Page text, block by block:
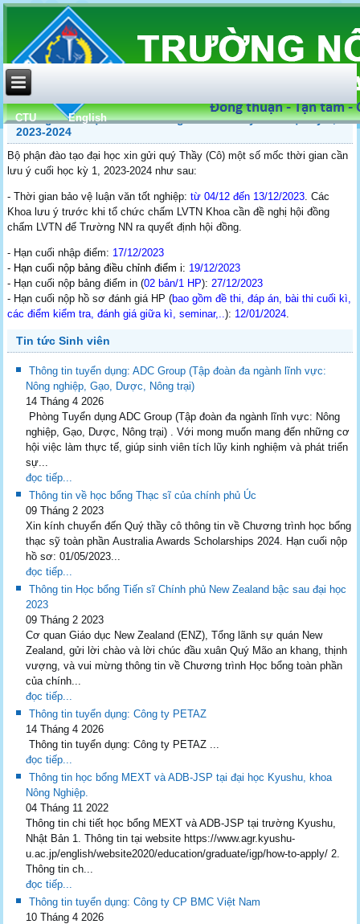
CTU English
Thông báo: một số mốc thời gian cần lưu ý cuối học kỳ 1,
2023-2024
Bộ phận đào tạo đại học xin gửi quý Thầy (Cô) một số mốc thời gian cần
lưu ý cuối học kỳ 1, 2023-2024 như sau:
- Thời gian bảo vệ luận văn tốt nghiệp:từ 04/12 đến 13/12/2023 . Các
Khoa lưu ý trước khi tổ chức chấm LVTN Khoa cần đề nghị hội đồng
chấm LVTN để Trường NN ra quyết định hội đồng.
- Hạn cuối nhập điểm: 17/12/2023
- Hạn cuối nộp bảng điều chỉnh điểm i: 19/12/2023
- Hạn cuối nộp bảng điểm in (02 bản/1 HP): 27/12/2023
- Hạn cuối nộp hồ sơ đánh giá HP (bao gồm đề thi, đáp án, bài thi cuối kì,
các điểm kiểm tra, đánh giá giữa kì, seminar,..): 12/01/2024
Tin tức Sinh viên
Thông tin tuyển dụng: ADC Group (Tập đoàn đa ngành lĩnh vực:
Nông nghiệp, Gạo, Dược, Nông trại)
14 Tháng 4 2026
Phòng Tuyển dụng ADC Group (Tập đoàn đa ngành lĩnh vực: Nông
nghiệp, Gạo, Dược, Nông trại) . Với mong muốn mang đến những cơ
hội việc làm thực tế, giúp sinh viên tích lũy kinh nghiệm và phát triển
sự...
đọc tiếp...
Thông tin về học bổng Thạc sĩ của chính phủ Úc
09 Tháng 2 2023
Xin kính chuyển đến Quý thầy cô thông tin về Chương trình học bổng
thạc sỹ toàn phần Australia Awards Scholarships 2024. Hạn cuối nộp
hồ sơ: 01/05/2023...
đọc tiếp...
Thông tin Học bổng Tiến sĩ Chính phủ New Zealand bậc sau đại học
2023
09 Tháng 2 2023
Cơ quan Giáo dục New Zealand (ENZ), Tổng lãnh sự quán New
Zealand, gửi lời chào và lời chúc đầu xuân Quý Mão an khang, thịnh
vượng, và vui mừng thông tin về Chương trình Học bổng toàn phần
của chính...
đọc tiếp...
Thông tin tuyển dụng: Công ty PETAZ
14 Tháng 4 2026
Thông tin tuyển dụng: Công ty PETAZ ...
đọc tiếp...
Thông tin học bổng MEXT và ADB-JSP tại đại học Kyushu, khoa
Nông Nghiệp.
04 Tháng 11 2022
Thông tin chi tiết học bổng MEXT và ADB-JSP tại trường Kyushu,
Nhật Bản 1. Thông tin tại website https://www.agr.kyushu-
u.ac.jp/english/website2020/education/graduate/igp/how-to-apply/ 2.
Thông tin ch...
đọc tiếp...
Thông tin tuyển dụng: Công ty CP BMC Việt Nam
10 Tháng 4 2026